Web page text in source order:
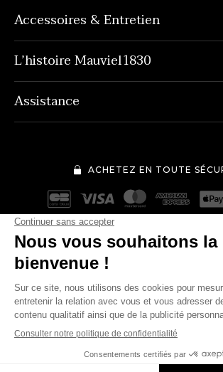
151€ Quantité
AJOUTER AU PANIER
Accessoires & Entretien
L’histoire Mauviel1830
Assistance
ACHETEZ EN TOUTE
© 2026 Mauviel 1830.
Mentions légales Conditions générales
Politique de protection des données
Modifier vos préférences en matière de